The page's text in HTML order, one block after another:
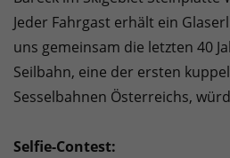
Jeder Fahrgast erhält ein
uns gemeinsam die letzten 40
Seilbahn, eine der ersten
Sesselbahnen Österreichs,
Selfie-Contest: